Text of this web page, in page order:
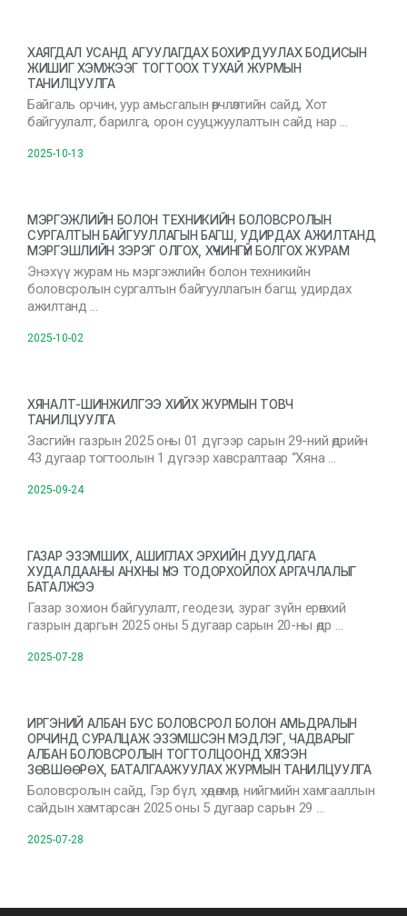
ХАЯГДАЛ УСАНД АГУУЛАГДАХ БОХИРДУУЛАХ БОДИСЫН
ЖИШИГ ХЭМЖЭЭГ ТОГТООХ ТУХАЙ ЖУРМЫН
ТАНИЛЦУУЛГА
Байгаль орчин, уур амьсгалын өөрчлөлтийн сайд, Хот
байгуулалт, барилга, орон сууцжуулалтын сайд нар …
2025-10-13
МЭРГЭЖЛИЙН БОЛОН ТЕХНИКИЙН БОЛОВСРОЛЫН
СУРГАЛТЫН БАЙГУУЛЛАГЫН БАГШ, УДИРДАХ АЖИЛТАНД
МЭРГЭШЛИЙН ЗЭРЭГ ОЛГОХ, ХҮЧИНГҮЙ БОЛГОХ ЖУРАМ
Энэхүү журам нь мэргэжлийн болон техникийн
боловсролын сургалтын байгууллагын багш, удирдах
ажилтанд …
2025-10-02
ХЯНАЛТ-ШИНЖИЛГЭЭ ХИЙХ ЖУРМЫН ТОВЧ
ТАНИЛЦУУЛГА
Засгийн газрын 2025 оны 01 дүгээр сарын 29-ний өдрийн
43 дугаар тогтоолын 1 дүгээр хавсралтаар “Хяна …
2025-09-24
ГАЗАР ЭЗЭМШИХ, АШИГЛАХ ЭРХИЙН ДУУДЛАГА
ХУДАЛДААНЫ АНХНЫ ҮНЭ ТОДОРХОЙЛОХ АРГАЧЛАЛЫГ
БАТАЛЖЭЭ
Газар зохион байгуулалт, геодези, зураг зүйн ерөнхий
газрын даргын 2025 оны 5 дугаар сарын 20-ны өдр …
2025-07-28
ИРГЭНИЙ АЛБАН БУС БОЛОВСРОЛ БОЛОН АМЬДРАЛЫН
ОРЧИНД СУРАЛЦАЖ ЭЗЭМШСЭН МЭДЛЭГ, ЧАДВАРЫГ
АЛБАН БОЛОВСРОЛЫН ТОГТОЛЦООНД ХҮЛЭЭН
ЗӨВШӨӨРӨХ, БАТАЛГААЖУУЛАХ ЖУРМЫН ТАНИЛЦУУЛГА
Боловсролын сайд, Гэр бүл, хөдөлмөр, нийгмийн хамгааллын
сайдын хамтарсан 2025 оны 5 дугаар сарын 29 …
2025-07-28